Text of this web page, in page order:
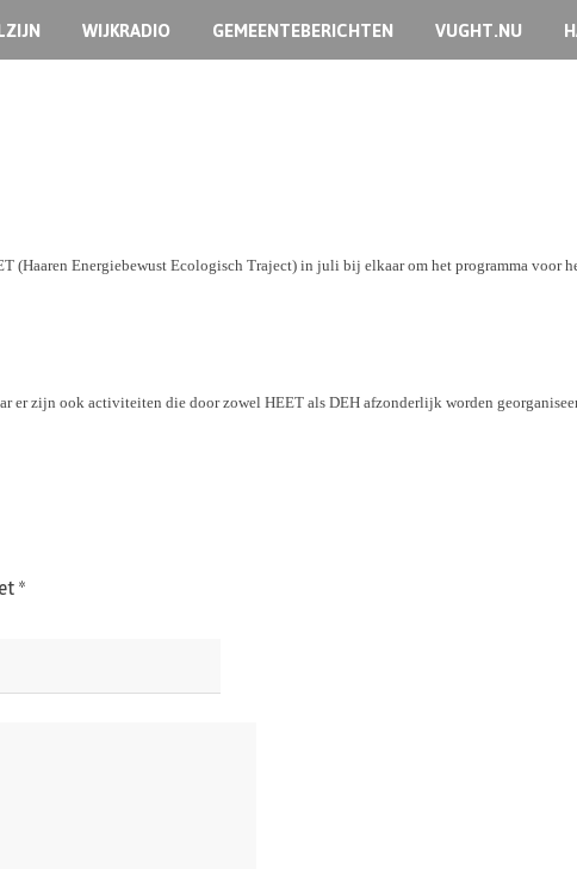
WIJKRADIO GEMEENTEBERICHTEN VUGHT.NU
(Haaren Energiebewust Ecologisch Traject) in juli bij elkaar om het programma voor
er zijn ook activiteiten die door zowel HEET als DEH afzonderlijk worden
*